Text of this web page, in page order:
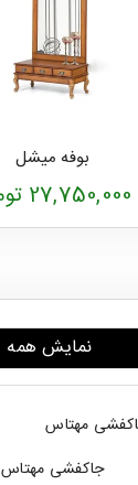
بوفه میشل
27,750,000 تومان
نمایش همه
جاکفشی مهتاس